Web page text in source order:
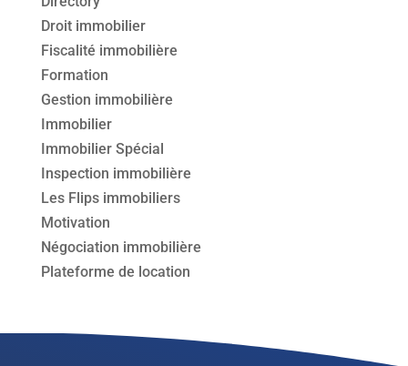
Droit immobilier
Fiscalité immobilière
Formation
Gestion immobilière
Immobilier
Immobilier Spécial
Inspection immobilière
Les Flips immobiliers
Motivation
Négociation immobilière
Plateforme de location